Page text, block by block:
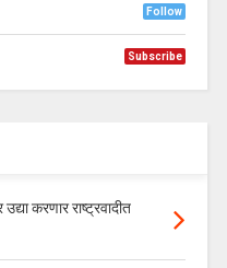
Follow
Subscribe
करणार राष्ट्रवादीत